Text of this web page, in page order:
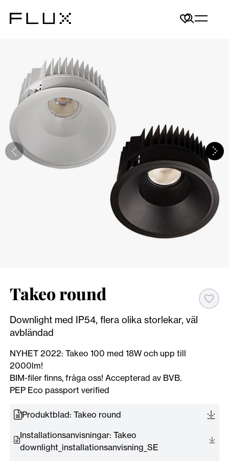
Takeo round
Downlight med IP54, flera olika storlekar, väl
avbländad
NYHET 2022: Takeo 100 med 18W och upp till
2000lm!
BIM-filer finns, fråga oss! Accepterad av BVB.
PEP Eco passport verified
Produktblad: Takeo round
Installationsanvisningar: Takeo
downlight_installationsanvisning_SE